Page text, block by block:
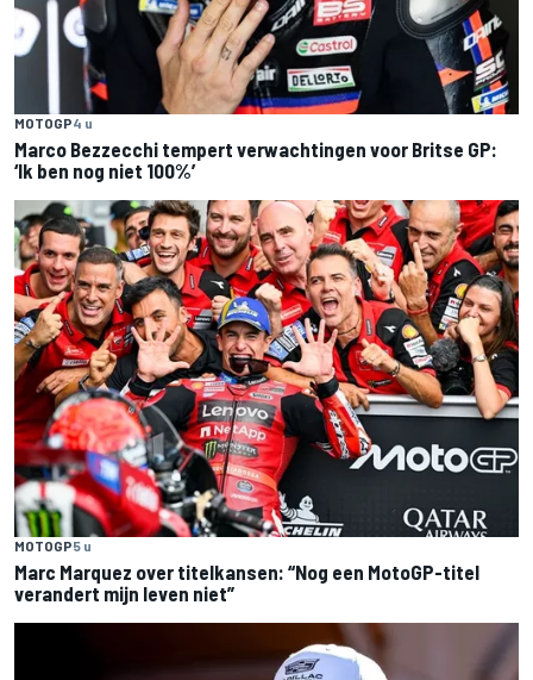
MOTOGP4 u
Marco Bezzecchi tempert verwachtingen voor Britse GP:
‘Ik ben nog niet 100%’
MOTOGP5 u
Marc Marquez over titelkansen: “Nog een MotoGP-titel
verandert mijn leven niet”